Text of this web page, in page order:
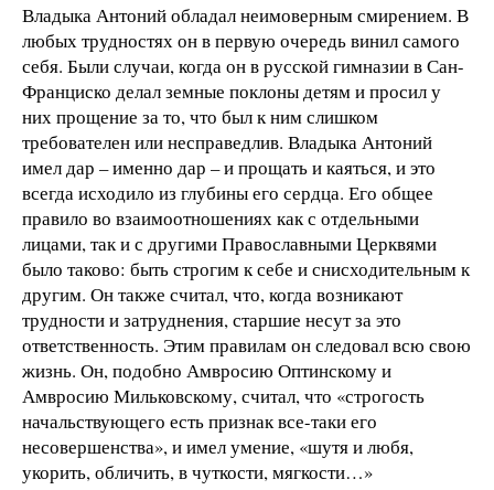
Владыка Антоний обладал неимоверным смирением. В
любых трудностях он в первую очередь винил самого
себя. Были случаи, когда он в русской гимназии в Сан-
Франциско делал земные поклоны детям и просил у
них прощение за то, что был к ним слишком
требователен или несправедлив. Владыка Антоний
имел дар – именно дар – и прощать и каяться, и это
всегда исходило из глубины его сердца. Его общее
правило во взаимоотношениях как с отдельными
лицами, так и с другими Православными Церквями
было таково: быть строгим к себе и снисходительным к
другим. Он также считал, что, когда возникают
трудности и затруднения, старшие несут за это
ответственность. Этим правилам он следовал всю свою
жизнь. Он, подобно Амвросию Оптинскому и
Амвросию Мильковскому, считал, что «строгость
начальствующего есть признак все-таки его
несовершенства», и имел умение, «шутя и любя,
укорить, обличить, в чуткости, мягкости…»